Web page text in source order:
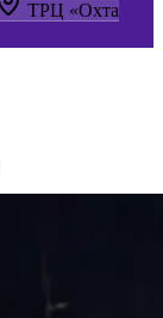
ТРЦ «Охта